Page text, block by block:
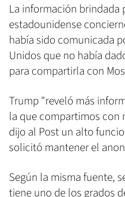
La información brindada
estadounidense
había sido comunicada
Unidos que no había
para compartirla con
Trump "reveló más
la que compartimos con
dijo al Post un alto
solicitó mantener el
Según la misma fuente,
tiene uno de los grados